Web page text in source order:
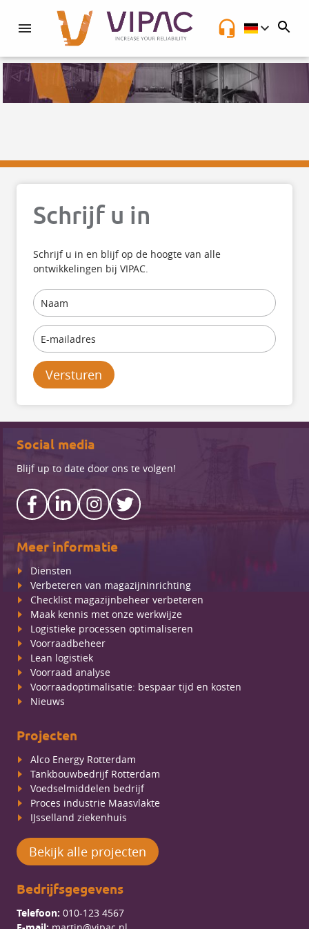
NL
Schrijf u in
Schrijf u in en blijf op de hoogte van alle
ontwikkelingen bij VIPAC.
Versturen
Social media
Blijf up to date door ons te volgen!
Meer informatie
Diensten
Verbeteren van magazijninrichting
Checklist magazijnbeheer verbeteren
Maak kennis met onze werkwijze
Logistieke processen optimaliseren
Voorraadbeheer
Lean logistiek
Voorraad analyse
Voorraadoptimalisatie: bespaar tijd en kosten
Nieuws
Projecten
Alco Energy Rotterdam
Tankbouwbedrijf Rotterdam
Voedselmiddelen bedrijf
Proces industrie Maasvlakte
IJsselland ziekenhuis
Bekijk alle projecten
Bedrijfsgegevens
Telefoon: 010-123 4567